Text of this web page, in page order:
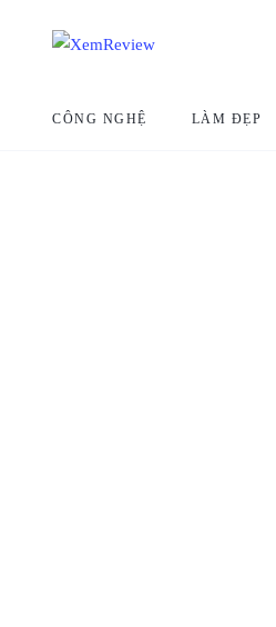
CÔNG NGHỆ LÀM ĐẸP